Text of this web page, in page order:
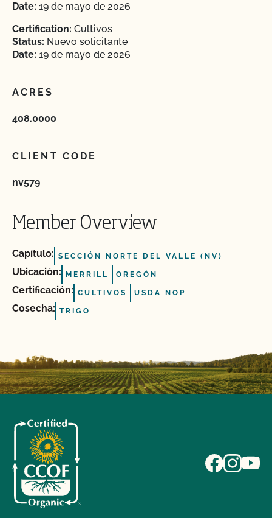
Date: 19 de mayo de 2026
Certification: Cultivos
Status: Nuevo solicitante
Date: 19 de mayo de 2026
ACRES
408.0000
CLIENT CODE
nv579
Member Overview
Capítulo: SECCIÓN NORTE DEL VALLE (NV)
Ubicación: MERRILL OREGÓN
Certificación: CULTIVOS USDA NOP
Cosecha: TRIGO